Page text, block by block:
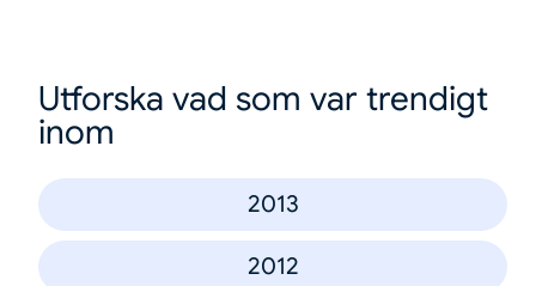
Utforska vad som var trendigt
inom
2013
2012